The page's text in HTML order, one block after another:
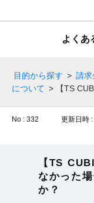
よくあ
目的から探す > 請求
について > 【TS
No : 332 更新日時
【TS
なかった
か？